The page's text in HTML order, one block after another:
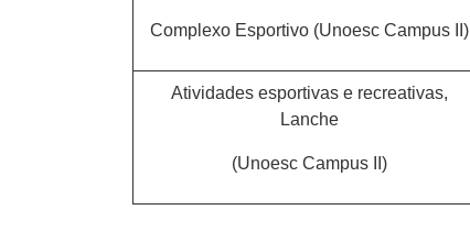
Complexo Esportivo (Unoesc Campus II)
Atividades esportivas e recreativas,
Lanche
(Unoesc Campus II)